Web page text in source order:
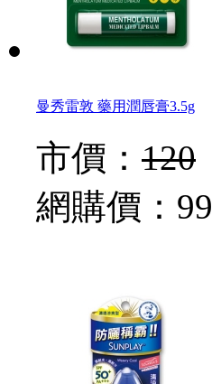
曼秀雷敦 藥用潤唇膏3.5g
市價： 120
網購價： 99